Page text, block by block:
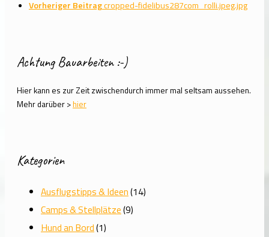
Vorheriger Beitragcropped-fidelibus287com_rolli.jpeg.jpg
Achtung Bauarbeiten :-)
Hier kann es zur Zeit zwischendurch immer mal seltsam aussehen.
Mehr darüber >hier
Kategorien
Ausflugstipps & Ideen(14)
Camps & Stellplätze(9)
Hund an Bord(1)